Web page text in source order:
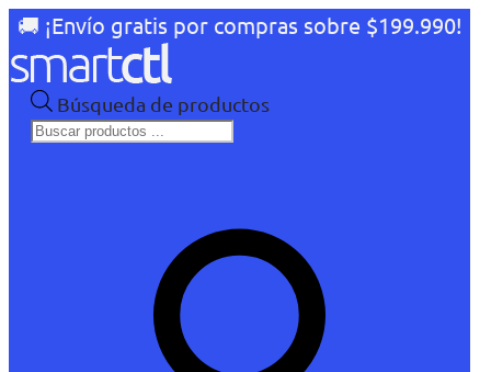
🚚 ¡Envío gratis por compras sobre $199.990!
Búsqueda de productos